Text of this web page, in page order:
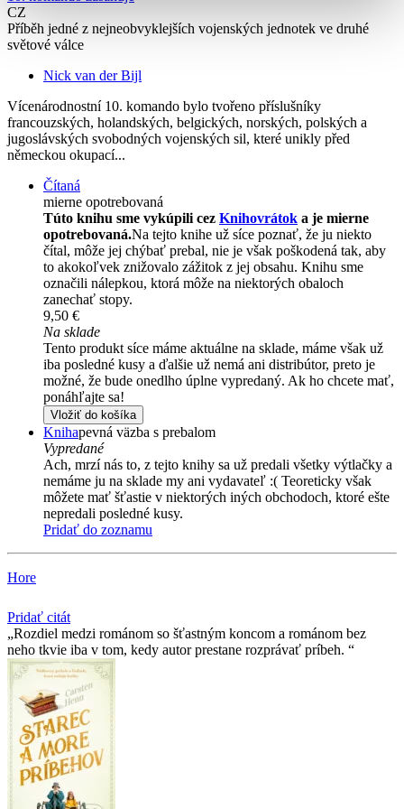
CZ
Příběh jedné z nejneobvyklejších vojenských jednotek ve druhé
světové válce
Nick van der Bijl
Vícenárodnostní 10. komando bylo tvořeno příslušníky
francouzských, holandských, belgických, norských, polských a
jugoslávských svobodných vojenských sil, které unikly před
německou okupací...
Čítaná
mierne opotrebovaná
Túto knihu sme vykúpili cez Knihovrátok a je mierne
opotrebovaná.Na tejto knihe už síce poznať, že ju niekto
čítal, môže jej chýbať prebal, nie je však poškodená tak, aby
to akokoľvek znižovalo zážitok z jej obsahu. Knihu sme
označili nálepkou, ktorá môže na niektorých obaloch
zanechať stopy.
9,50 €
Na sklade
Tento produkt síce máme aktuálne na sklade, máme však už
iba posledné kusy a ďalšie už nemá ani distribútor, preto je
možné, že bude onedlho úplne vypredaný. Ak ho chcete mať,
ponáhľajte sa!
Vložiť do košíka
Knihapevná väzba s prebalom
Vypredané
Ach, mrzí nás to, z tejto knihy sa už predali všetky výtlačky a
nemáme ju na sklade my ani vydavateľ :( Teoreticky však
môžete mať šťastie v niektorých iných obchodoch, ktoré ešte
nepredali posledné kusy.
Pridať do zoznamu
Hore
Pridať citát
Rozdiel medzi románom so šťastným koncom a románom bez
neho tkvie iba v tom, kedy autor prestane rozprávať príbeh.